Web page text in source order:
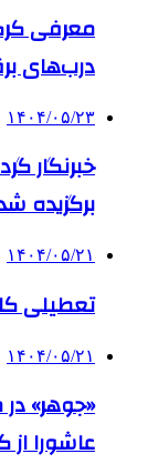
درب‌های
۱۴۰۴/۰۵/۲۳
خبرنگار
برگزیده
۱۴۰۴/۰۵/۲۱
تعطیلی
۱۴۰۴/۰۵/۲۱
«جوهر»
عاشورا از